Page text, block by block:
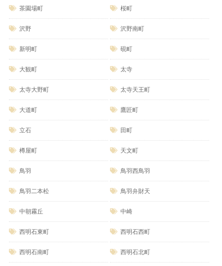
茶園場町 桜町
沢野 沢野南町
新明町 硯町
大観町 太寺
太寺大野町 太寺天王町
大道町 鷹匠町
立石 田町
樽屋町 天文町
鳥羽 鳥羽西鳥羽
鳥羽二本松 鳥羽弁財天
中朝霧丘 中崎
西明石東町 西明石西町
西明石南町 西明石北町